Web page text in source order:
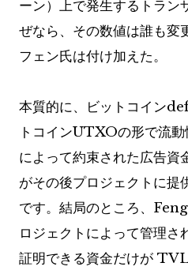
ーン）上で発生するトラン
ぜなら、その数値は誰も変
フェン氏は付け加えた。
本質的に、ビットコイン
トコインUTXOの形で流動
によって約束された広告資
がその後プロジェクトに提
です。結局のところ、
ロジェクトによって管理さ
証明できる資金だけが